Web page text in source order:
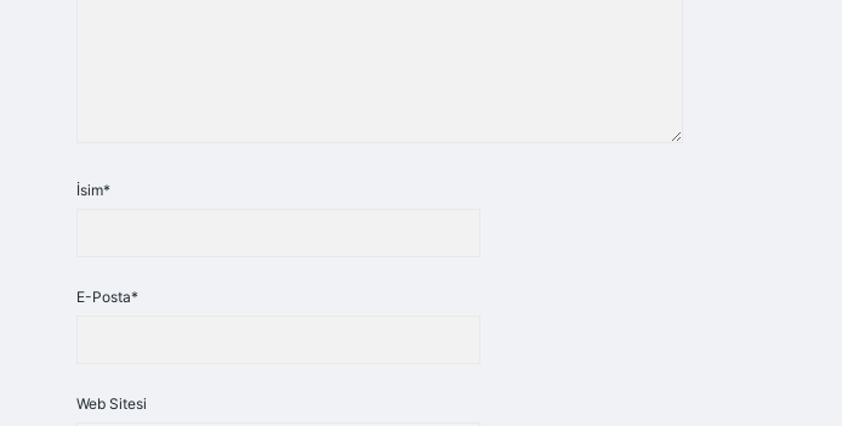
İsim*
E-Posta*
Web Sitesi